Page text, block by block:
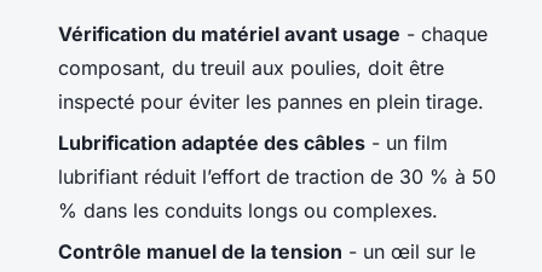
Vérification du matériel avant usage - chaque
composant, du treuil aux poulies, doit être
inspecté pour éviter les pannes en plein tirage.
Lubrification adaptée des câbles - un film
lubrifiant réduit l’effort de traction de 30 % à 50
% dans les conduits longs ou complexes.
Contrôle manuel de la tension - un œil sur le